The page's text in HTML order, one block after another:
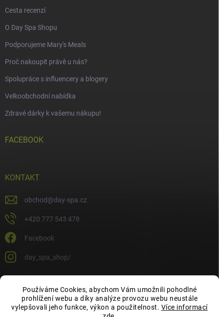
Používáme Cookies, abychom Vám umožnili pohodlné
prohlížení webu a díky analýze provozu webu neustále
vylepšovali jeho funkce, výkon a použitelnost. Více informací
Cesta recenzí
O Day Spa Shopu
Podporujeme Mary's Meals
Proč nakoupit právě u nás?
Spolupráce s influencery a blogery
Velkoobchodní nabídka
Zdravé dárky k vašemu nákupu!
FACEBOOK
KONTAKT
obchod@day-spa.cz
+420 777 543 478
Facebook
day_spa_shop/
OCHRANA OSOBNÍCH ÚDAJŮ